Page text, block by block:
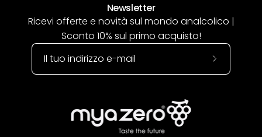
Newsletter
Ricevi offerte e novità sul mondo analcolico |
Sconto 10% sul primo acquisto!
Iscriviti